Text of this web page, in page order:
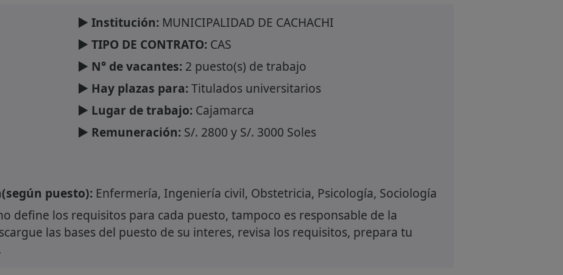
► Institución:MUNICIPALIDAD DE CACHACHI
► TIPO DE CONTRATO:CAS
► N° de vacantes:2 puesto(s) de trabajo
► Hay plazas para:Titulados universitarios
► Lugar de trabajo:Cajamarca
► Remuneración:S/. 2800 y S/. 3000 Soles
puesto):Enfermería, Ingeniería civil, Obstetricia, Psicología, Sociología
define los requisitos para cada puesto, tampoco es responsable de la
las bases del puesto de su interes, revisa los requisitos, prepara tu